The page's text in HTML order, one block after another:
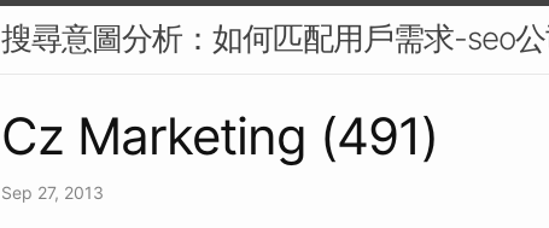
搜尋意圖分析：如何匹配用戶需求-seo公
Cz Marketing (491)
Sep 27, 2013